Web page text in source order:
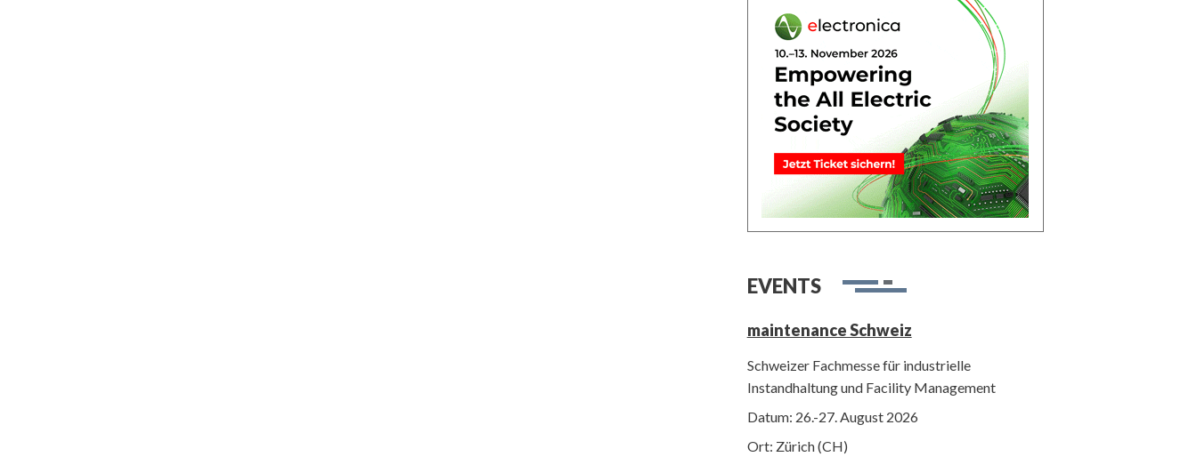
EVENTS
maintenance Schweiz
Schweizer Fachmesse für industrielle
Instandhaltung und Facility Management
Datum: 26.-27. August 2026
Ort: Zürich (CH)